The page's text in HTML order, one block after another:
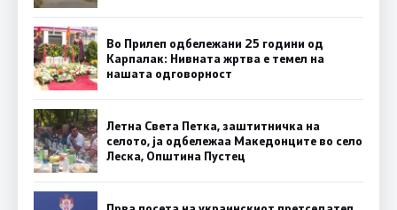
Во Прилеп одбележани 25 години од
Карпалак: Нивната жртва е темел на
нашата одговорност
Летна Света Петка, заштитничка на
селото, ја одбележаа Македонците во село
Леска, Општина Пустец